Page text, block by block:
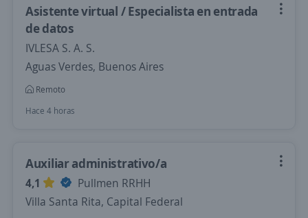
Asistente virtual / Especialista en entrada
de datos
IVLESA S. A. S.
Aguas Verdes, Buenos Aires
Remoto
Hace 4 horas
Auxiliar administrativo/a
4,1
Pullmen RRHH
Villa Santa Rita, Capital Federal